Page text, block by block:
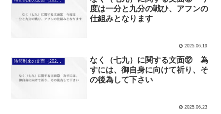
度は一分と九分の戦ひ、アフンの
仕組みとなります
2025.06.19
なく（七九）に関する文面⑫ 為
すには、御自身に向けて祈り、そ
の後為して下さい
2025.06.23